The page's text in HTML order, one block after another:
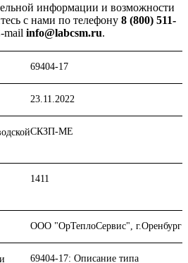
информации и возможности
с нами по телефону 8 (800) 511-
mail info@labcsm.ru.
69404-17
23.11.2022
СКЗП-МЕ
1411
ООО "ОрТеплоСервис", г.Оренбург
69404-17: Описание типа